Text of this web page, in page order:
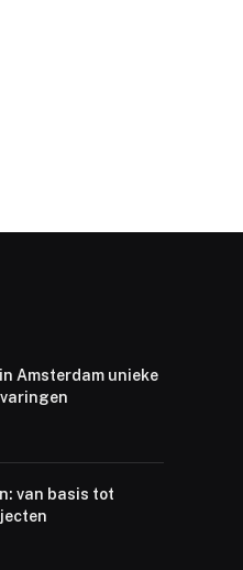
Amsterdam unieke
van basis tot